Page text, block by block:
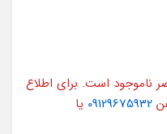
ناموجود است. برای اطلاع
09129675932 یا